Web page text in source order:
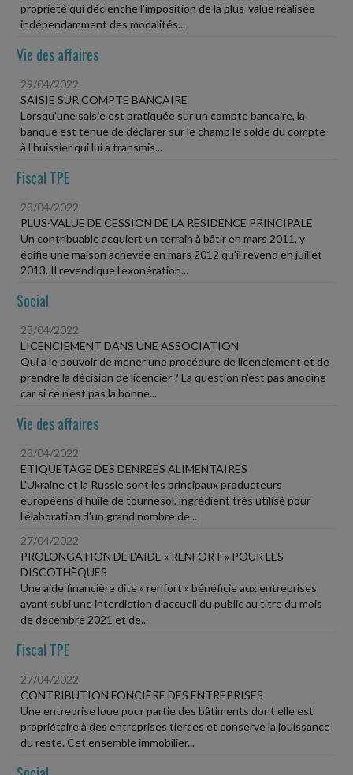
propriété qui déclenche l'imposition de la plus-value réalisée
indépendamment des modalités...
Vie des affaires
29/04/2022
SAISIE SUR COMPTE BANCAIRE
Lorsqu'une saisie est pratiquée sur un compte bancaire, la
banque est tenue de déclarer sur le champ le solde du compte
à l'huissier qui lui a transmis...
Fiscal TPE
28/04/2022
PLUS-VALUE DE CESSION DE LA RÉSIDENCE PRINCIPALE
Un contribuable acquiert un terrain à bâtir en mars 2011, y
édifie une maison achevée en mars 2012 qu'il revend en juillet
2013. Il revendique l'exonération...
Social
28/04/2022
LICENCIEMENT DANS UNE ASSOCIATION
Qui a le pouvoir de mener une procédure de licenciement et de
prendre la décision de licencier ? La question n'est pas anodine
car si ce n'est pas la bonne...
Vie des affaires
28/04/2022
ÉTIQUETAGE DES DENRÉES ALIMENTAIRES
L'Ukraine et la Russie sont les principaux producteurs
européens d'huile de tournesol, ingrédient très utilisé pour
l'élaboration d'un grand nombre de...
27/04/2022
PROLONGATION DE L'AIDE « RENFORT » POUR LES
DISCOTHÈQUES
Une aide financière dite « renfort » bénéficie aux entreprises
ayant subi une interdiction d'accueil du public au titre du mois
de décembre 2021 et de...
Fiscal TPE
27/04/2022
CONTRIBUTION FONCIÈRE DES ENTREPRISES
Une entreprise loue pour partie des bâtiments dont elle est
propriétaire à des entreprises tierces et conserve la jouissance
du reste. Cet ensemble immobilier...